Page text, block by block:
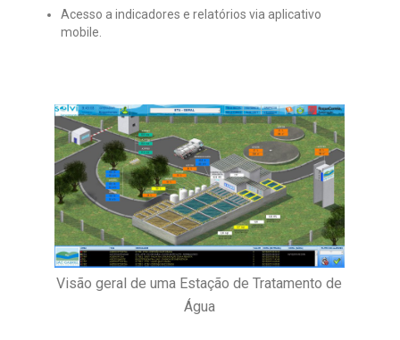
Acesso a indicadores e relatórios via aplicativo
mobile.
Visão geral de uma Estação de Tratamento de
Água